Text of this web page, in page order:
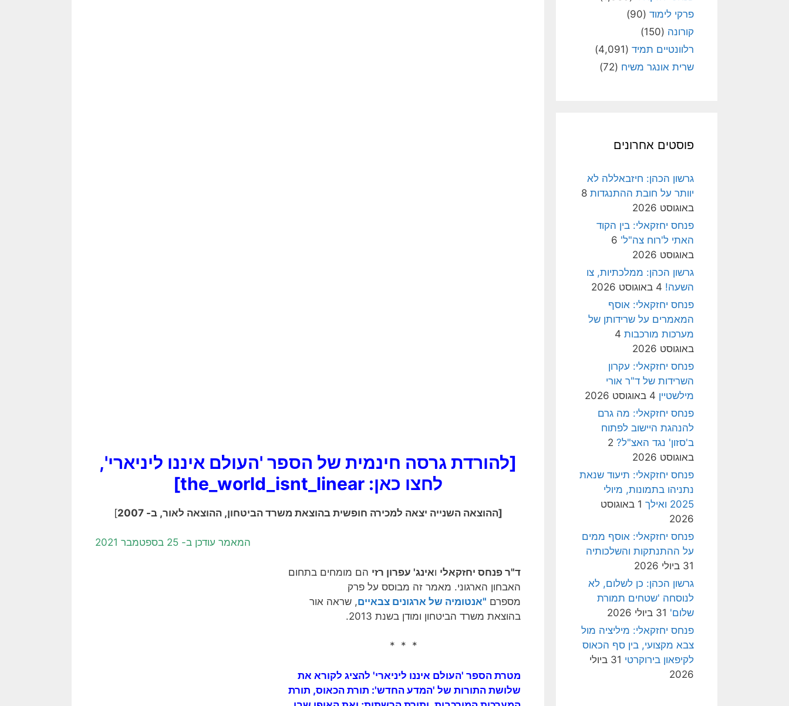
[להורדת גרסה חינמית של הספר 'העולם איננו ליניארי',
לחצו כאן: the_world_isnt_linear
]
[ההוצאה השנייה יצאה למכירה חופשית בהוצאת משרד הביטחון, ההוצאה לאור, ב- 2007 ]
המאמר עודכן ב- 25 בספטמבר 2021
ד"ר פנחס יחזקאלי ואינג' עפרון רזי הם מומחים בתחום
האבחון הארגוני. מאמר זה מבוסס על פרק
מספרם "אנטומיה של ארגונים צבאיים, שראה אור
בהוצאת משרד הביטחון ומודן בשנת 2013.
* * *
מטרת הספר 'העולם איננו ליניארי' להציג לקורא את
שלושת התורות של 'המדע החדש': תורת הכאוס, תורת
פרקי לימוד (90)
קורונה (150)
רלוונטיים תמיד (4,091)
שרית אונגר משיח (72)
פוסטים אחרונים
גרשון הכהן: חיזבאללה לא
יוותר על חובת ההתנגדות 8
באוגוסט 2026
פנחס יחזקאלי: בין הקוד
האתי ל'רוח צה"ל' 6
באוגוסט 2026
גרשון הכהן: ממלכתיות, צו
השעה! 4 באוגוסט 2026
פנחס יחזקאלי: אוסף
המאמרים על שרידותן של
מערכות מורכבות 4
באוגוסט 2026
פנחס יחזקאלי: עקרון
השרידות של ד"ר אורי
מילשטיין 4 באוגוסט 2026
פנחס יחזקאלי: מה גרם
להנהגת היישוב לפתוח
ב'סזון' נגד האצ"ל? 2
באוגוסט 2026
פנחס יחזקאלי: תיעוד שנאת
נתניהו בתמונות, מיולי
2025 ואילך
1 באוגוסט
2026
פנחס יחזקאלי: אוסף ממים
על ההתנתקות והשלכותיה
31 ביולי 2026
גרשון הכהן: כן לשלום, לא
לנוסחה 'שטחים תמורת
שלום' 31 ביולי 2026
פנחס יחזקאלי: מיליציה מול
צבא מקצועי, בין סף הכאוס
לקיפאון בירוקרטי
31 ביולי
2026